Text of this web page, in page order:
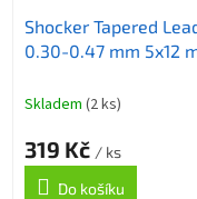
Shocker Tapered
0.30-0.47 mm 5x12
Skladem (2 ks)
319 Kč / ks
Do košíku